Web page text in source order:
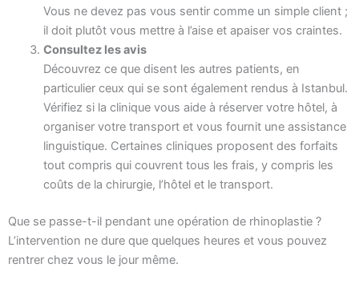
Vous ne devez pas vous sentir comme un simple client ;
il doit plutôt vous mettre à l’aise et apaiser vos craintes.
Consultez les avis
Découvrez ce que disent les autres patients, en
particulier ceux qui se sont également rendus à Istanbul.
Vérifiez si la clinique vous aide à réserver votre hôtel, à
organiser votre transport et vous fournit une assistance
linguistique. Certaines cliniques proposent des forfaits
tout compris qui couvrent tous les frais, y compris les
coûts de la chirurgie, l’hôtel et le transport.
Que se passe-t-il pendant une opération de rhinoplastie ?
L’intervention ne dure que quelques heures et vous pouvez
rentrer chez vous le jour même.